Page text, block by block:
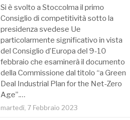
Si è svolto a Stoccolma il primo
Consiglio di competitività sotto la
presidenza svedese Ue
particolarmente significativo in vista
del Consiglio d’Europa del 9-10
febbraio che esaminerà il documento
della Commissione dal titolo “a Green
Deal Industrial Plan for the Net-Zero
Age”.…
martedì, 7 Febbraio 2023